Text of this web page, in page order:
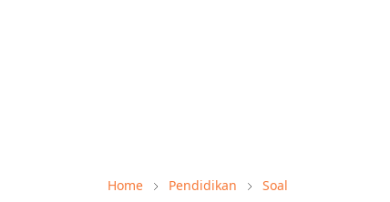
Home Pendidikan Soal